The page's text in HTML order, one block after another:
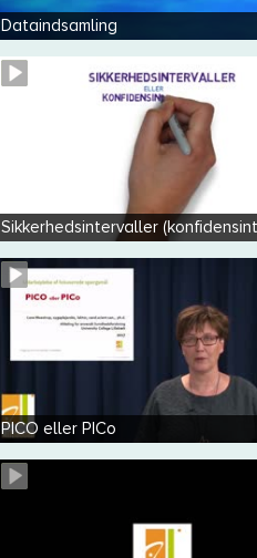
Dataindsamling
Sikkerhedsintervaller
PICO eller PICo